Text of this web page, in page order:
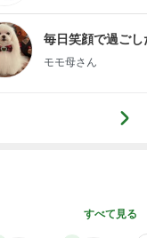
毎日笑顔で過ごし
モモ母さん
すべて見る